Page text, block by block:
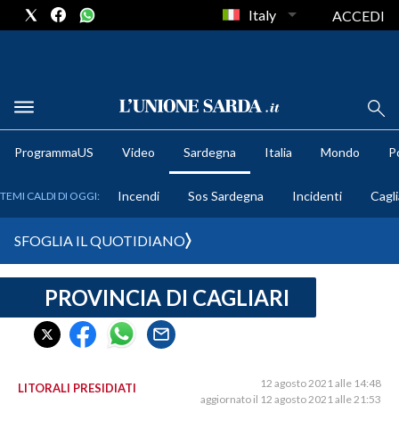
METEO
CRONACA SARDEGNA
CAGLIARI
SULCIS IGLESIENTE
Italy ACCEDI
ProgrammaUS Video Sardegna Italia Mondo
TEMI CALDI DI OGGI: Incendi Sos Sardegna Incidenti
SFOGLIA IL QUOTIDIANO
PROVINCIA DI CAGLIARI
LITORALI PRESIDIATI
12 agosto 2021 alle 14:48
aggiornato il 12 agosto 2021 alle 21:53